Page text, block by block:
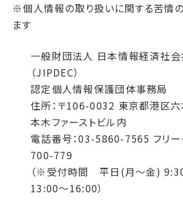
※個人情報の取り扱いに関する苦情
ます
一般財団法人 日本情報経済社
（JIPDEC）
認定個人情報保護団体事務局
住所：〒106-0032 東京都港区
本木ファーストビル内
電話番号：03-5860-7565 フリー
700-779
（※受付時間 平日(月～金)
13:00～16:00）